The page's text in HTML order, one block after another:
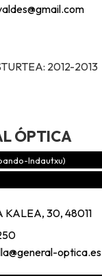
2012-2013
ÓPTICA
Indautxu)
KALEA, 30, 48011
optica.es